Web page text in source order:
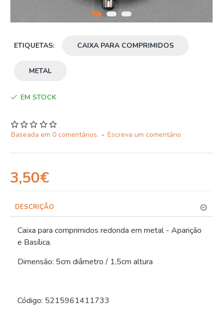
ETIQUETAS: CAIXA PARA COMPRIMIDOS
METAL
EM STOCK
Baseada em 0 comentários. - Escreva um comentário
3,50€
DESCRIÇÃO
Caixa para comprimidos redonda em metal - Aparição
e Basílica.
Dimensão: 5cm diâmetro / 1,5cm altura
Código: 5215961411733